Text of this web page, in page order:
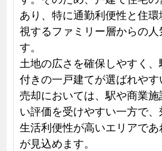
あり、特に通勤利便性と住
視するファミリー層からの
す。
土地の広さを確保しやすく
付きの一戸建てが選ばれやす
売却においては、駅や商業
い評価を受けやすい一方で
生活利便性が高いエリアで
が見込めます。